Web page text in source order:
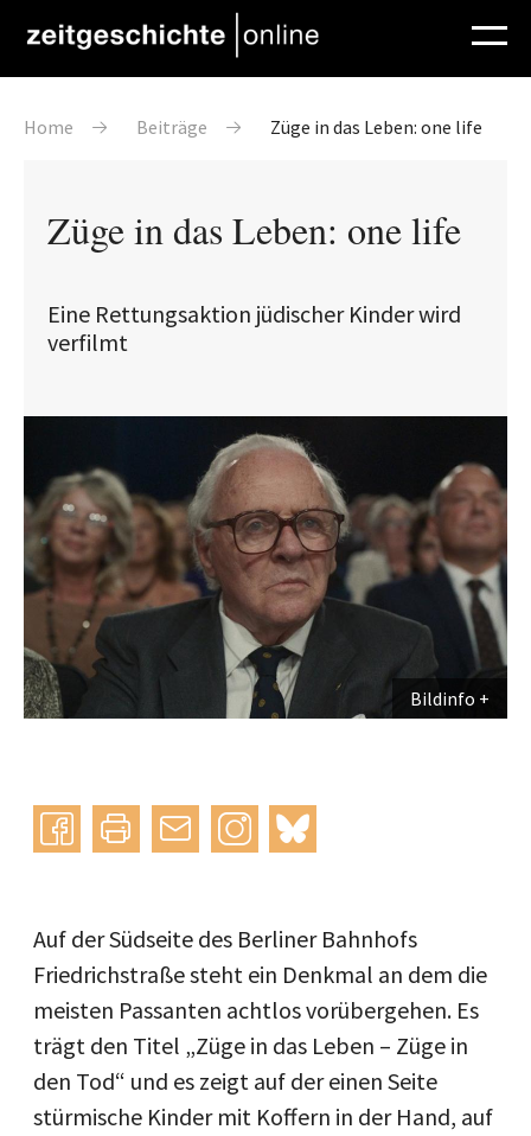
Pfadnavigation
Home Beiträge Züge in das Leben: one life
Züge in das Leben: one life
Eine Rettungsaktion jüdischer Kinder wird
verfilmt
Bildinfo
Instagram
bluesky
Auf der Südseite des Berliner Bahnhofs
Friedrichstraße steht ein Denkmal an dem die
meisten Passanten achtlos vorübergehen. Es
trägt den Titel „Züge in das Leben – Züge in
den Tod“ und es zeigt auf der einen Seite
stürmische Kinder mit Koffern in der Hand, auf